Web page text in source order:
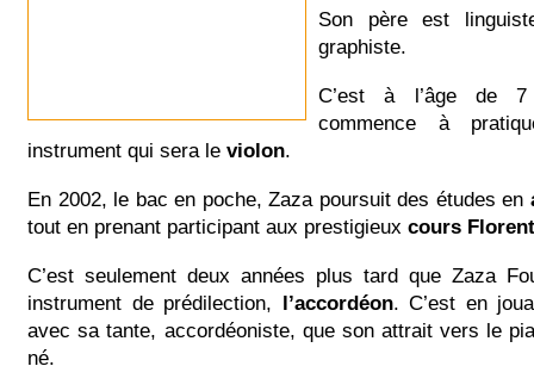
Son père est
graphiste.
C’est à l’âge de
commence à
instrument qui sera le violon.
En 2002, le bac en poche, Zaza poursuit des études en
tout en prenant participant aux prestigieux cours Florent
C’est seulement deux années plus tard que Zaza
instrument de prédilection, l’accordéon. C’est en
avec sa tante, accordéoniste, que son attrait vers le
né.